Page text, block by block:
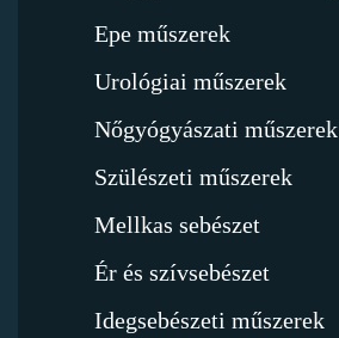
Epe műszerek
Urológiai műszerek
Nőgyógyászati műszerek
Szülészeti műszerek
Mellkas sebészet
Ér és szívsebészet
Idegsebészeti műszerek